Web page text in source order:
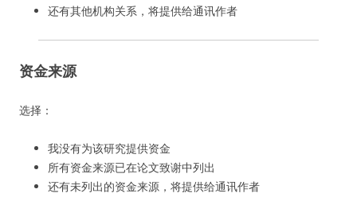
还有其他机构关系，将提供给通讯作者
资金来源
选择：
我没有为该研究提供资金
所有资金来源已在论文致谢中列出
还有未列出的资金来源，将提供给通讯作者